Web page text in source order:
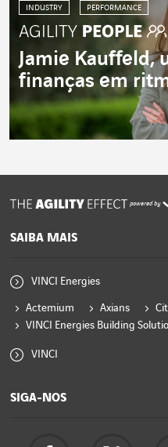
INDUSTRY PERFORMANCE
Jamie Kauffeld,
finanças em
powered by
SAIBA MAIS
VINCI Energies
Actemium Axians
VINCI Energies Building
VINCI
SIGA-NOS